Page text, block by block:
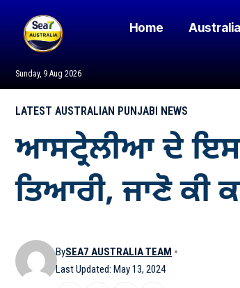
Sunday, 9 Aug 2026
Home Australia
LATEST AUSTRALIAN PUNJABI NEWS
ਆਸਟ੍ਰੇਲੀਆ ਦੇ ਇਸ
ਤਿਆਰੀ, ਜਾਣੋ ਕੀ
Last Updated: May 13, 2024
BySEA7 AUSTRALIA TEAM